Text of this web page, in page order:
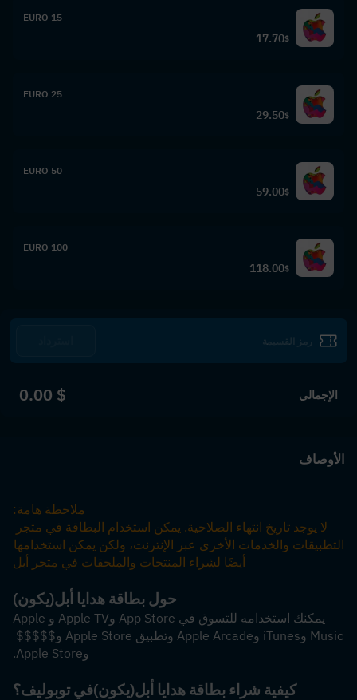
15 EURO
$
17.70
25 EURO
$
29.50
50 EURO
$
59.00
100 EURO
$
118.00
الإجمالي $ 0.00
الأوصاف
ملاحظة هامة:
أيضًا لشراء المنتجات والملحقات في متجر أبل
حول بطاقة هدايا أبل(يكون)
يمكنك استخدامه للتسوق في App Store وApple TV وApple
وApple Store.
كيفية شراء بطاقة هدايا أبل(يكون)في توبوليف؟